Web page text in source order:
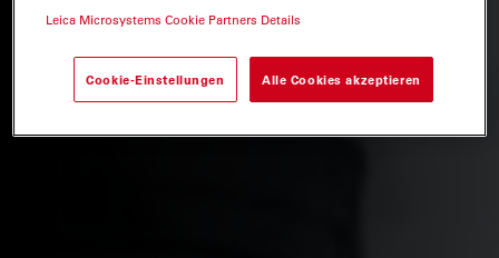
Leica Microsystems Cookie Partners Details
Cookie-Einstellungen Alle Cookies akzeptieren